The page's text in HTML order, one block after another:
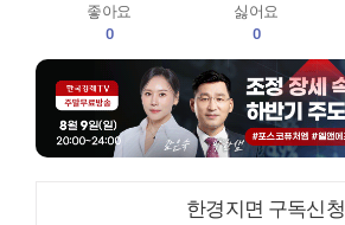
좋아요
0
싫어요
0
한경지면 구독신청